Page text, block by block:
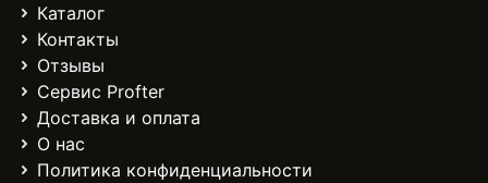
Каталог
Контакты
Отзывы
Сервис Profter
Доставка и оплата
О нас
Политика конфиденциальности